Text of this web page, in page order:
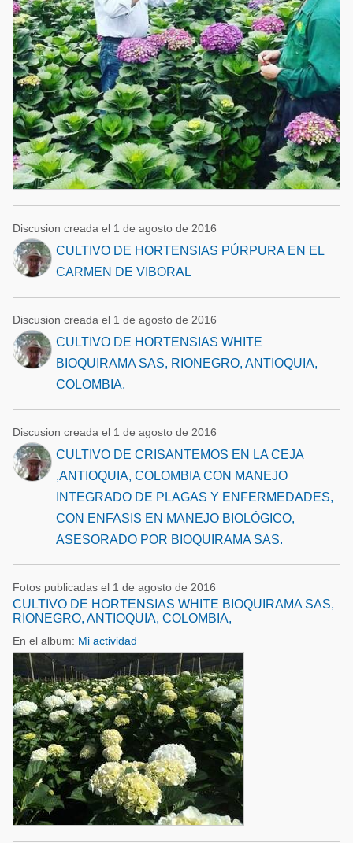
Discusion creada el 1 de agosto de 2016
CULTIVO DE HORTENSIAS PÚRPURA EN EL
CARMEN DE VIBORAL
Discusion creada el 1 de agosto de 2016
CULTIVO DE HORTENSIAS WHITE
BIOQUIRAMA SAS, RIONEGRO, ANTIOQUIA,
COLOMBIA,
Discusion creada el 1 de agosto de 2016
CULTIVO DE CRISANTEMOS EN LA CEJA
,ANTIOQUIA, COLOMBIA CON MANEJO
INTEGRADO DE PLAGAS Y ENFERMEDADES,
CON ENFASIS EN MANEJO BIOLÓGICO,
ASESORADO POR BIOQUIRAMA SAS.
Fotos publicadas el 1 de agosto de 2016
CULTIVO DE HORTENSIAS WHITE BIOQUIRAMA SAS,
RIONEGRO, ANTIOQUIA, COLOMBIA,
En el album: Mi actividad